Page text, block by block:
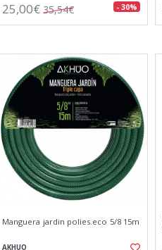
25,00€ 35,54€ - 30%
Manguera jardin polies.eco 5/8 15m
AKHUO